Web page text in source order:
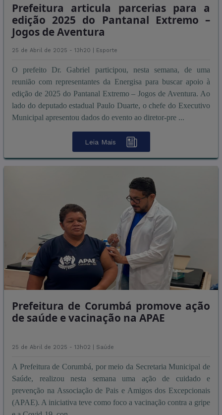
Prefeitura articula parcerias para a
edição 2025 do Pantanal Extremo –
Jogos de Aventura
25 de Abril de 2025 - 13h20 | Esporte
O prefeito Dr. Gabriel participou, nesta semana, de uma
reunião com representantes da Energisa para buscar apoio à
edição de 2025 do Pantanal Extremo – Jogos de Aventura. Ao
lado do deputado estadual Paulo Duarte, o chefe do Executivo
Municipal apresentou dados do evento ao diretor-pre ...
Leia Mais
Prefeitura de Corumbá promove ação
de saúde e vacinação na APAE
25 de Abril de 2025 - 13h02 | Saúde
A Prefeitura de Corumbá, por meio da Secretaria Municipal de
Saúde, realizou nesta semana uma ação de cuidado e
prevenção na Associação de Pais e Amigos dos Excepcionais
(APAE). A iniciativa teve como foco a vacinação contra a gripe